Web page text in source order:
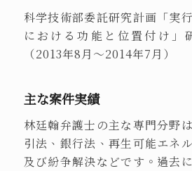
科学技術部委託研究計画「実
における功能と位置付け」
（2013年8月〜2014年7月）
主な案件実績
林廷翰弁護士の主な専門分野
引法、銀行法、再生可能エネ
及び紛争解決などです。過去